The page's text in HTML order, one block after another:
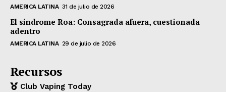
AMERICA LATINA 31 de julio de 2026
El síndrome Roa: Consagrada afuera, cuestionada
adentro
AMERICA LATINA 29 de julio de 2026
Recursos
Club Vaping Today